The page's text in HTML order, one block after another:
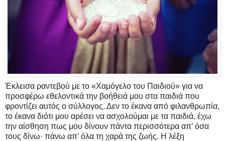
Έκλεισα ραντεβού με το «Χαμόγελο του Παιδιού» για να
προσφέρω εθελοντικά την βοήθειά μου στα παιδιά που
φροντίζει αυτός ο σύλλογος. Δεν το έκανα από φιλανθρωπία,
το έκανα διότι μου αρέσει να ασχολούμαι με τα παιδιά, έχω
την αίσθηση πως μου δίνουν πάντα περισσότερα απ’ όσα
τους δίνω· πάνω απ’ όλα τη χαρά της ζωής. Η λέξη